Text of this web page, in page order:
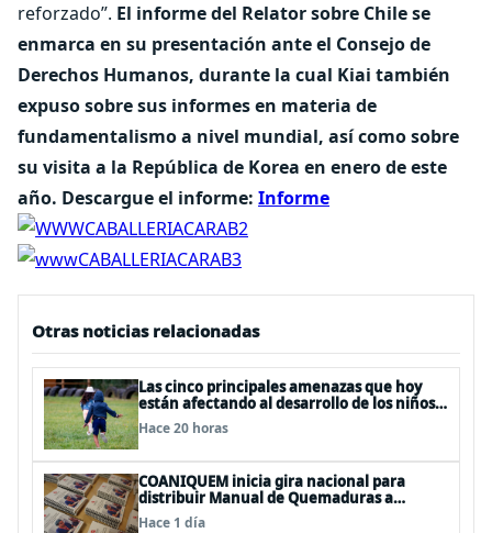
reforzado”. El informe del Relator sobre Chile se
enmarca en su presentación ante el Consejo de
Derechos Humanos, durante la cual Kiai también
expuso sobre sus informes en materia de
fundamentalismo a nivel mundial, así como sobre
su visita a la República de Korea en enero de este
año. Descargue el informe: Informe
Otras noticias relacionadas
Las cinco principales amenazas que hoy
están afectando al desarrollo de los niños
en Chile
Hace 20 horas
COANIQUEM inicia gira nacional para
distribuir Manual de Quemaduras a
profesionales de la salud
Hace 1 día